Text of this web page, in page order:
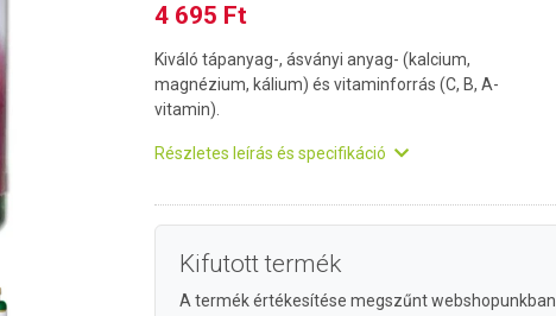
4 695 Ft
Kiváló tápanyag-, ásványi anyag- (kalcium,
magnézium, kálium) és vitaminforrás (C, B, A-
vitamin).
Részletes leírás és specifikáció
Kifutott termék
A termék értékesítése megszűnt webshopunkban